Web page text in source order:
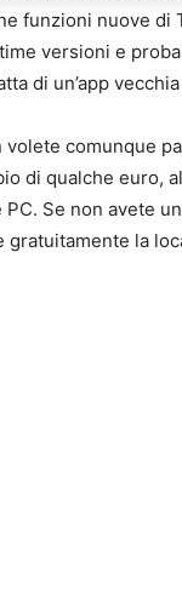
funzioni nuove di
versioni e
di un’app
comunque
di qualche euro,
Se non avete
gratuitamente la